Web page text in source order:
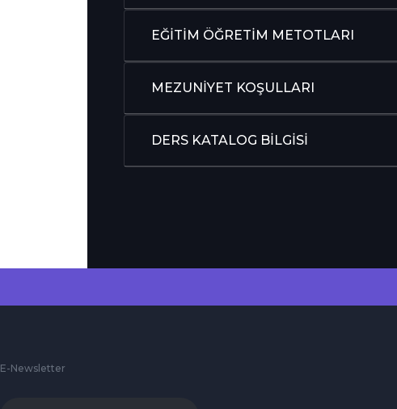
EĞİTİM ÖĞRETİM METOTLARI
MEZUNİYET KOŞULLARI
DERS KATALOG BİLGİSİ
E-Newsletter